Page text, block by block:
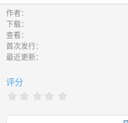
馈
：
作者
下载
查看
首次发行
最近更新
评分